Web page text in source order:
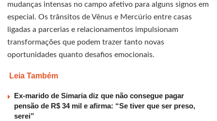
mudanças intensas no campo afetivo para alguns signos em
especial. Os trânsitos de Vênus e Mercúrio entre casas
ligadas a parcerias e relacionamentos impulsionam
transformações que podem trazer tanto novas
oportunidades quanto desafios emocionais.
Leia Também
Ex-marido de Simaria diz que não consegue pagar
pensão de R$ 34 mil e afirma: “Se tiver que ser preso,
serei”